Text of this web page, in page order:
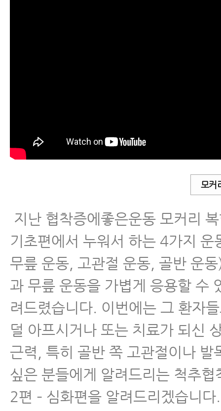
협착증운동 4가지, 이 누워서 하는 운
면 증상이 좋아집니다.
척추관협착증 걷기운동, 반드시 피해
척추관협착증 운동, 반드시 매일 해
은 운동과 나쁜 운동
척추협착증 걷기 운동 제대로 하는
을 수 있는 거리 늘리는 방법
척추협착증과 만성요통에 좋은 거꾸
는 방법
척추협착증에 좋은 운동, 반드시 매
가지 운동 ‘척추협착증 운동 2단계’
다.
추간공협착증 운동, 허리디스크 다
모커
지난 협착증에좋은운동 모커리
기초편에서 누워서 하는 4가지 운
무릎 운동, 고관절 운동, 골반 운
과 무릎 운동을 가볍게 응용할 수
려드렸습니다. 이번에는 그 환자
덜 아프시거나 또는 치료가 되신
근력, 특히 골반 쪽 고관절이나 발
싶은 분들에게 알려드리는 척추협
2편 – 심화편을 알려드리겠습니다.